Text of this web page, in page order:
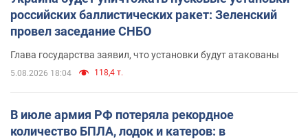
российских баллистических ракет: Зеленский
провел заседание СНБО
Глава государства заявил, что установки будут атакованы
5.08.2026 18:04 118,4 т.
В июле армия РФ потеряла рекордное
количество БПЛА, лодок и катеров: в